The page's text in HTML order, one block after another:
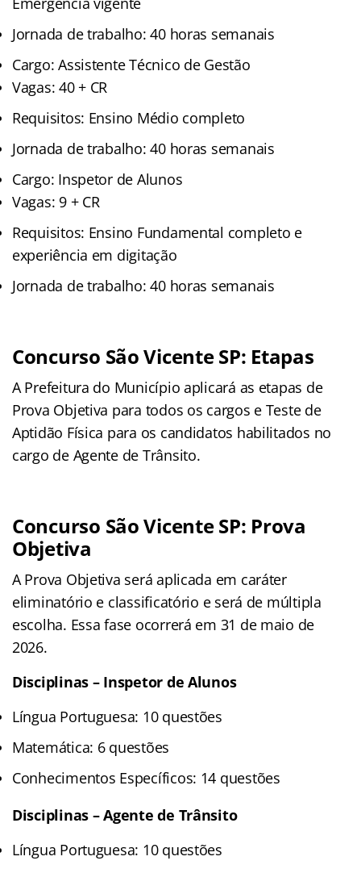
Jornada de trabalho: 40 horas semanais
Cargo: Assistente Técnico de Gestão
Vagas: 40 + CR
Requisitos: Ensino Médio completo
Jornada de trabalho: 40 horas semanais
Cargo: Inspetor de Alunos
Vagas: 9 + CR
Requisitos: Ensino Fundamental completo e
experiência em digitação
Jornada de trabalho: 40 horas semanais
Concurso São Vicente SP: Etapas
A Prefeitura do Município aplicará as etapas de
Prova Objetiva para todos os cargos e Teste de
Aptidão Física para os candidatos habilitados no
cargo de Agente de Trânsito.
Concurso São Vicente SP: Prova
Objetiva
A Prova Objetiva será aplicada em caráter
eliminatório e classificatório e será de múltipla
escolha. Essa fase ocorrerá em 31 de maio de
2026.
Disciplinas – Inspetor de Alunos
Língua Portuguesa: 10 questões
Matemática: 6 questões
Conhecimentos Específicos: 14 questões
Disciplinas – Agente de Trânsito
Língua Portuguesa: 10 questões